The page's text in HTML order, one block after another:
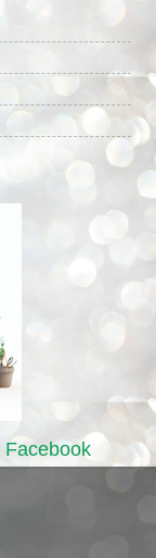
Facebook